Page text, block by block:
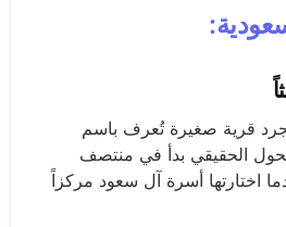
قرية صغيرة تُعرف باسم
الحقيقي بدأ في منتصف
اختارتها أسرة آل سعود مركزاً